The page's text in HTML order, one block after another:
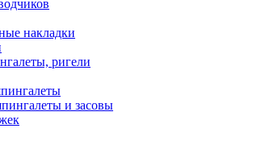
накладки
ригели
и засовы